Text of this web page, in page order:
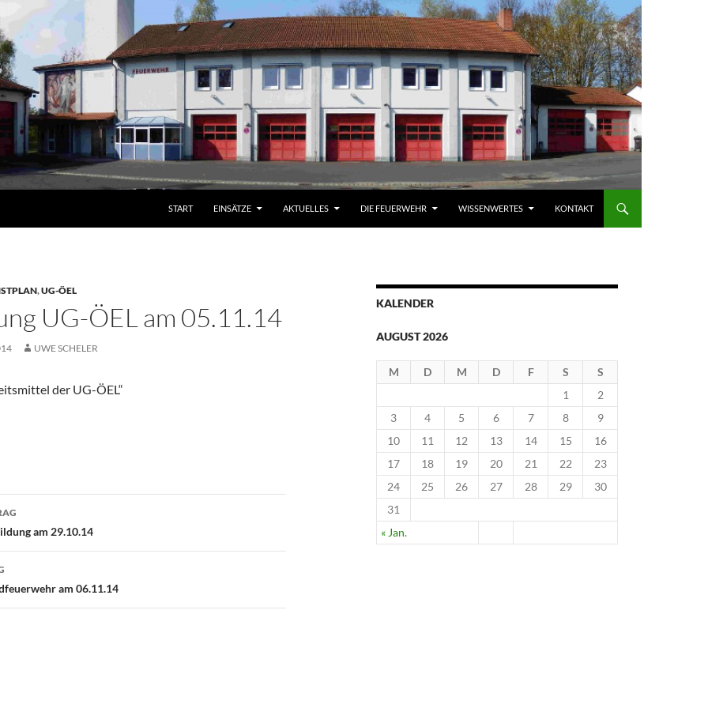
START EINSÄTZE AKTUELLES DIE FEUERWEHR WISSENWERTES KONTAKT
,UG-ÖEL
UG-ÖEL am 05.11.14
UWE SCHELER
der UG-ÖEL“
am 29.10.14
am 06.11.14
KALENDER
AUGUST 2026
M D M D F S S
« Jan.
1
2
3
4 5 6 7 8
9
10
11 12 13 14 15
16
17
18 19 20 21 22
23
24
25 26 27 28 29
30
31